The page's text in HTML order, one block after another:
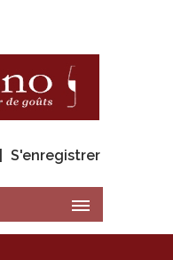
S'enregistrer